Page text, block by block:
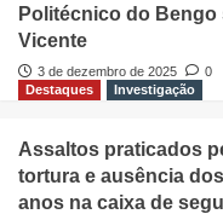
Politécnico do
Vicente
3 de dezembro de 2025
0
Destaques
Investigação
Assaltos praticados
tortura e ausência
anos na caixa de